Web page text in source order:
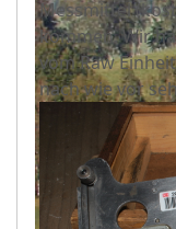
Messmittel
kommen. Wir
vom Raw
nach wie vor